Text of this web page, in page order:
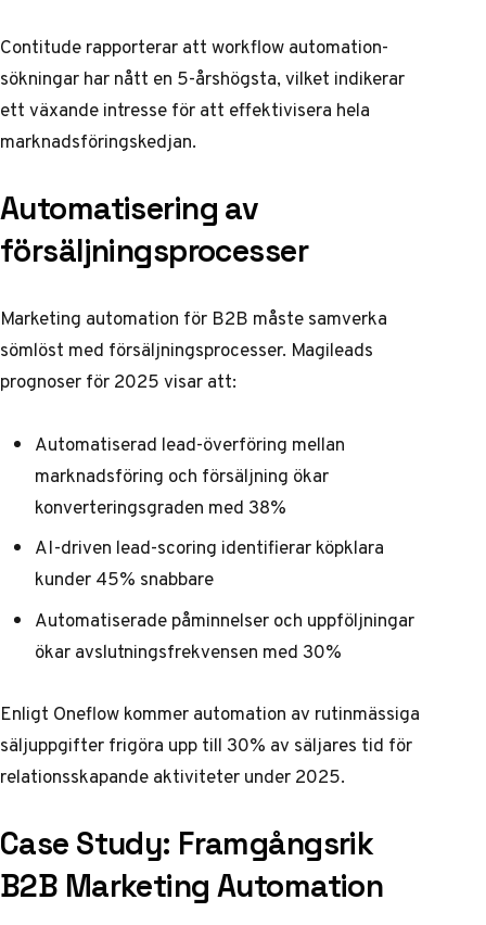
Contitude rapporteraratt workflow automation-
sökningar har nått en 5-årshögsta, vilket indikerar
ett växande intresse för att effektivisera hela
marknadsföringskedjan.
Automatisering av
försäljningsprocesser
Marketing automation för B2B måste samverka
sömlöst med försäljningsprocesser. Magileads
prognoser för 2025visar att:
Automatiserad lead-överföring mellan
marknadsföring och försäljning ökar
konverteringsgraden med 38%
AI-driven lead-scoring identifierar köpklara
kunder 45% snabbare
Automatiserade påminnelser och uppföljningar
ökar avslutningsfrekvensen med 30%
Enligt Oneflowkommer automation av rutinmässiga
säljuppgifter frigöra upp till 30% av säljares tid för
relationsskapande aktiviteter under 2025.
Case Study: Framgångsrik
B2B Marketing Automation